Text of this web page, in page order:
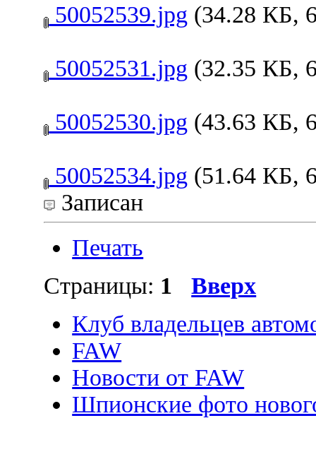
50052539.jpg (34.28 КБ,
50052531.jpg (32.35 КБ,
50052530.jpg (43.63 КБ,
50052534.jpg (51.64 КБ,
Записан
Печать
Страницы: 1
Вверх
Клуб владельцев
FAW
Новости от FAW
Шпионские фото